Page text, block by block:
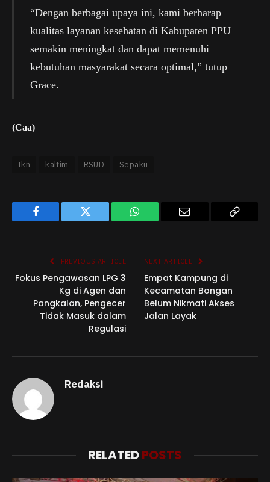
“Dengan berbagai upaya ini, kami berharap
kualitas layanan kesehatan di Kabupaten PPU
semakin meningkat dan dapat memenuhi
kebutuhan masyarakat secara optimal,” tutup
Grace.
(Caa)
Ikn kaltim RSUD Sepaku
Facebook Twitter WhatsApp Email
Copy
PREVIOUS ARTICLE
Fokus Pengawasan LPG 3
Kg di Agen dan
Pangkalan, Pengecer
Tidak Masuk dalam
Regulasi
NEXT ARTICLE
Empat Kampung di
Kecamatan Bongan
Belum Nikmati Akses
Jalan Layak
Redaksi
RELATEDPOSTS